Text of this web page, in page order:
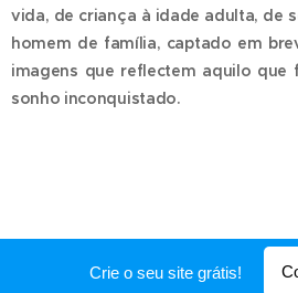
vida, de criança à idade adulta, de
homem de família, captado em
imagens que reflectem aquilo
sonho inconquistado.
Desenvolvido por
Crie o seu site grátis!